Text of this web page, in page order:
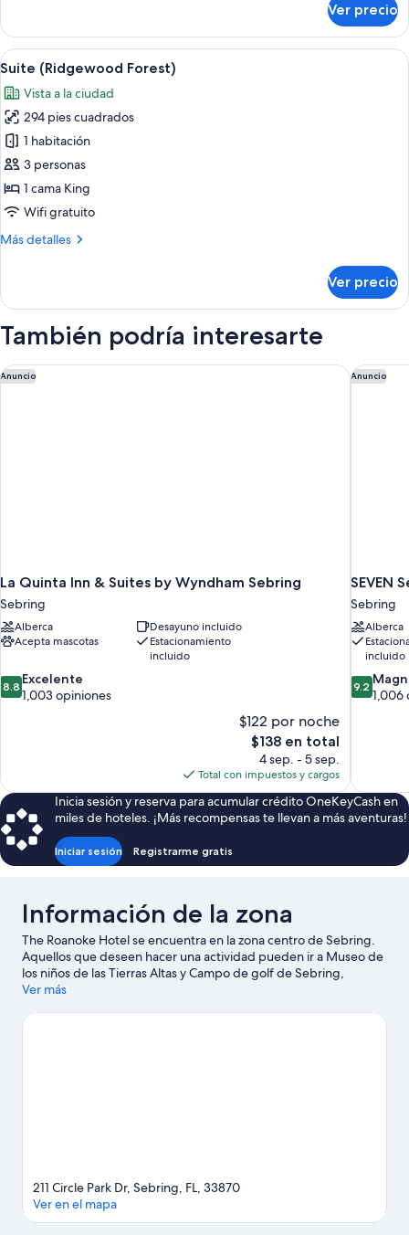
(Cracker
Trail)
Ver precio
Abrir
todas
las
fotos
de
Suite
(Ridgewood
Forest)
Una cama con dosel adornada con
6
Suite (Ridgewood Forest)
Vista a la ciudad
294 pies cuadrados
1 habitación
3 personas
1 cama King
Wifi gratuito
Más detalles
Más
(Ridgewood
Ver precio
También podría interesarte
Anuncio
La Quinta Inn & Suites by Wyndham Sebring
Sebring
Alberca
Desayuno incluido
Acepta mascotas
Estacionamiento
incluido
8.8
de
8.8 Excelente
1,003 opiniones
$122 por noche
El
precio
actual
es
de
$138
$138 en total
4 sep. - 5 sep.
Total con impuestos y cargos
La Quinta Inn & Suites by Wyndham Sebring Anuncio
SEVEN
Sebring
Alberca
incluido
9.2
de
9.2
1,006
SEVEN
Inicia sesión y reserva para acumular crédito OneKeyCash en
miles de hoteles. ¡Más recompensas te llevan a más aventuras!
Iniciar sesión Registrarme gratis
Información de la zona
The Roanoke Hotel se encuentra en la zona centro de Sebring.
Aquellos que deseen hacer una actividad pueden ir a Museo de
los niños de las Tierras Altas y Campo de golf de Sebring,
mientras que quienes deseen conocer los puntos de interés del
¿Quieres asistir a un evento o partido mientras estás en la
Ver más
211 Circle Park Dr, Sebring, FL, 33870
Ver en el mapa